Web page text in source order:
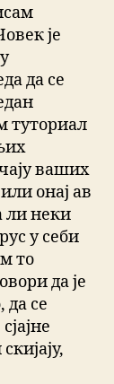
је
да се
туториал
ваших
онај ав
ли неки
у себи
то
да је
се